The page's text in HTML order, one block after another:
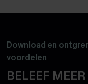
Download en
voordelen
BELEEF